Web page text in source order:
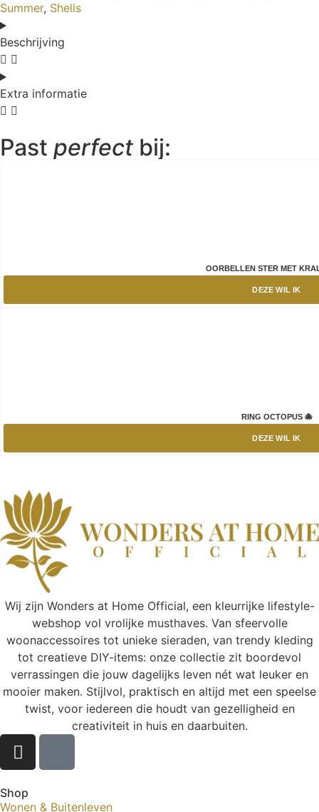
Summer, Shells
Beschrijving
Extra informatie
Past perfect bij:
OORBELLEN STER MET
DEZE WIL IK
RING OCTOPUS 🐙
DEZE WIL IK
Wij zijn Wonders at Home Official, een kleurrijke lifestyle-
webshop vol vrolijke musthaves. Van sfeervolle
woonaccessoires tot unieke sieraden, van trendy kleding
tot creatieve DIY-items: onze collectie zit boordevol
verrassingen die jouw dagelijks leven nét wat leuker en
mooier maken. Stijlvol, praktisch en altijd met een speelse
twist, voor iedereen die houdt van gezelligheid en
creativiteit in huis en daarbuiten.
Shop
Wonen & Buitenleven